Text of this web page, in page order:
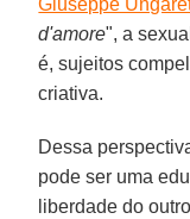
d'amore", a
é, sujeitos
criativa.
Dessa
pode ser uma
liberdade do